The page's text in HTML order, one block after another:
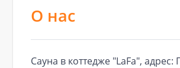
О нас
Сауна в коттедже "LaFa",